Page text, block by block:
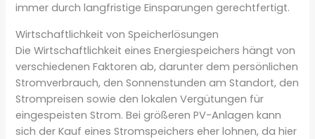
immer durch langfristige Einsparungen gerechtfertigt.
Wirtschaftlichkeit von Speicherlösungen
Die Wirtschaftlichkeit eines Energiespeichers hängt von
verschiedenen Faktoren ab, darunter dem persönlichen
Stromverbrauch, den Sonnenstunden am Standort, den
Strompreisen sowie den lokalen Vergütungen für
eingespeisten Strom. Bei größeren PV-Anlagen kann
sich der Kauf eines Stromspeichers eher lohnen, da hier